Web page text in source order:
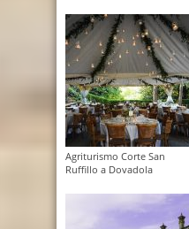
Agriturismo Corte San
Ruffillo a Dovadola